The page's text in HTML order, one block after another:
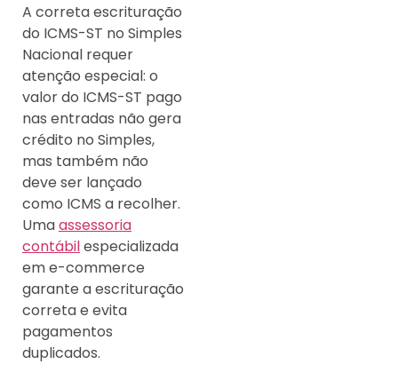
A correta escrituração
do ICMS-ST no Simples
Nacional requer
atenção especial: o
valor do ICMS-ST pago
nas entradas não gera
crédito no Simples,
mas também não
deve ser lançado
como ICMS a recolher.
Umaassessoria
contábilespecializada
em e-commerce
garante a escrituração
correta e evita
pagamentos
duplicados.